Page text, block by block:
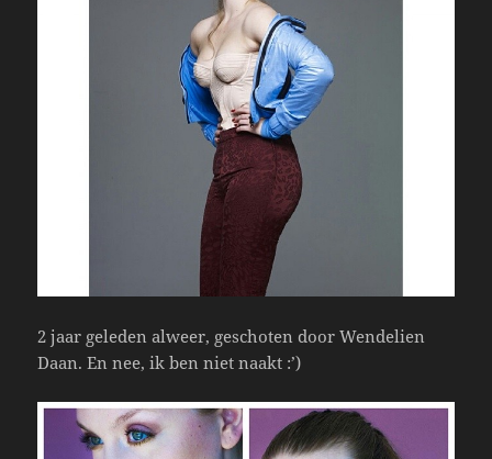
2 jaar geleden alweer, geschoten door Wendelien
Daan. En nee, ik ben niet naakt :’)